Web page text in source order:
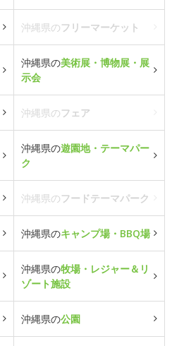
沖縄県のフリーマーケット
沖縄県の美術展・博物展・展
示会
沖縄県のフェア
沖縄県の遊園地・テーマパー
ク
沖縄県のフードテーマパーク
沖縄県のキャンプ場・BBQ場
沖縄県の牧場・レジャー＆リ
ゾート施設
沖縄県の公園